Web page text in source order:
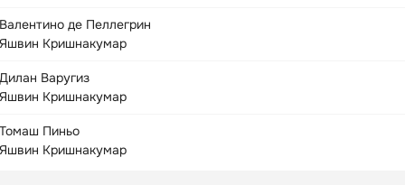
Валентино де Пеллегрин
Яшвин Кришнакумар
Дилан Варугиз
Яшвин Кришнакумар
Томаш Пиньо
Яшвин Кришнакумар